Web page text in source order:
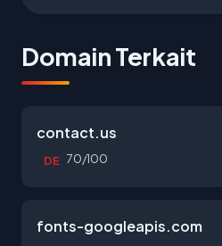
Domain Terkait
contact.us
DE 70/100
fonts-googleapis.com